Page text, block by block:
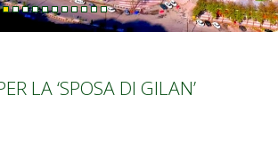
LA ‘SPOSA DI GILAN’